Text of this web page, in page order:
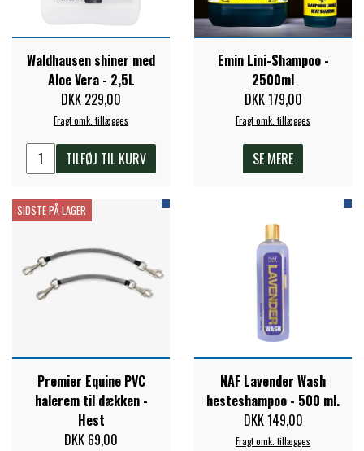
PREMIER EQUINE
RACING TACK
STAR TACK
STUD MUFFIN
WAHLSTEN
WALDHAUSEN
Waldhausen shiner med
Aloe Vera - 2,5L
DKK 229,00
Fragt omk. tillægges
TILFØJ TIL KURV
Emin Lini-Shampoo -
2500ml
DKK 179,00
Fragt omk. tillægges
SE MERE
SIDSTE PÅ LAGER
Premier Equine PVC
halerem til dækken -
Hest
DKK 69,00
NAF Lavender Wash
hesteshampoo - 500 ml.
DKK 149,00
Fragt omk. tillægges